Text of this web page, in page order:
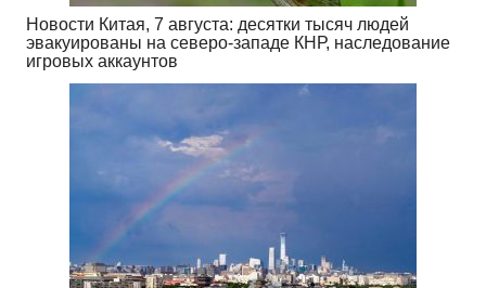
Новости Китая, 7 августа: десятки тысяч людей
эвакуированы на северо-западе КНР, наследование
игровых аккаунтов